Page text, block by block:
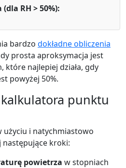
RH > 50%):
bardzo dokładne obliczenia
prosta aproksymacja jest
które najlepiej działa, gdy
powyżej 50%.
kalkulatora punktu
i natychmiastowo
następujące kroki:
powietrza w stopniach